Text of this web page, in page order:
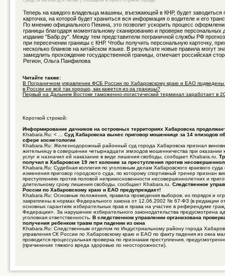
Теперь на каждого владельца машины, въезжающей в КНР, будет заводиться
карточка, на которой будет храниться вся информация о водителе и его
По мнению официального Пекина, это позволит ускорить процесс
границы благодаря моментальному сканированию и проверке персональных
издание "Бабр.ру". Между тем представители пограничной службы РФ
при пересечении границы с КНР. Чтобы получить персональную карточку,
несколько бланков на китайском языке. В результате новые правила могут
замедлить прохождение государственной границы, отмечает российская
Регион, Ольга Панфилова
Читайте также:
В Пограничном управлении ФСБ России по Хабаровскому краю и ЕАО подведены
в России не всё так хорошо, как кажется из-за границы?
Первый на Дальнем Востоке таможенно-логистический терминал заработает в
Короткой строкой:
Информирование дачников на островных территориях Хабаровска
Khabara.Ru: < ... Суд Хабаровска вынес приговор мошеннице за 14 эпизодов
сфере косметологии
Khabara.Ru: Железнодорожный районный суд города Хабаровска признал
жительницу в совершении четырнадцати эпизодов мошенничества при оказании
услуг и назначил ей наказание в виде лишения свободы, сообщает Khabara.ru.
получил в Хабаровске 19 лет колонии за преступления против
Khabara.Ru: Судебная коллегия по уголовным делам Хабаровского краевого суда
изменения приговор городского суда, по которому спортивный тренер признан
преступлениях против половой неприкосновенности несовершеннолетних и
длительному сроку лишения свободы, сообщает Khabara.ru. Следственное
России по Хабаровскому краю и ЕАО предупреждает!
Khabara.Ru: Основные положения, правила проведения выборов, их порядок и
закреплены в нормах Федерального закона от 12.06.2002 № 67-ФЗ (в редакции
основных гарантиях избирательных прав и права на участие в референдуме
Федерации». За нарушение избирательного законодательства предусмотрена
уголовная ответственность. В следственном управлении организована
получения ребенком травм при падении из окна
Khabara.Ru: Следственным отделом по Индустриальному району города
управления СК России по Хабаровскому краю и ЕАО по факту падения из окна
проводится процессуальная проверка по признакам преступления,
(причинение тяжкого вреда здоровью по неосторожности).